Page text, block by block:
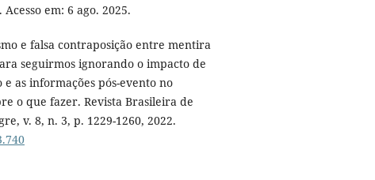
. Acesso em: 6 ago. 2025.
e falsa contraposição entre mentira
seguirmos ignorando o impacto de
as informações pós-evento no
o que fazer. Revista Brasileira de
v. 8, n. 3, p. 1229-1260, 2022.